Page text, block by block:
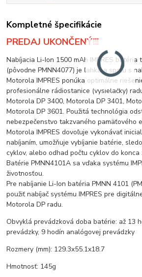
Kompletné špecifikácie
PREDAJ UKONČENÝ!!!
Nabíjacia Li-Ion 1500 mAh IMPRES batéria
(pôvodne PMNN4077) je ľahká a spolu s
Motorola IMPRES ponúka optimálne
profesionálne rádiostanice (vysielačky)
Motorola DP 3400, Motorola DP 3401,
Motorola DP 3601. Použitá technológia
nebezpečenstvo takzvaného pamäťového
Motorola IMPRES dovoľuje vykonávať
nabíjaním, umožňuje vybíjanie batérie,
cyklov, alebo odhad počtu cyklov do
Batérie PMNN4101A sa vďaka systému
životnosťou.
Pre nabíjanie Li-Ion batéria PMNN 4101
použiť nabíjač systému IMPRES pre
Motorola DP radu.
Obvyklá prevádzková doba batérie: až 13
prevádzky, 9 hodín analógovej prevádzky
Rozmery (mm): 129.3x55.1x18.7
Hmotnosť: 145g